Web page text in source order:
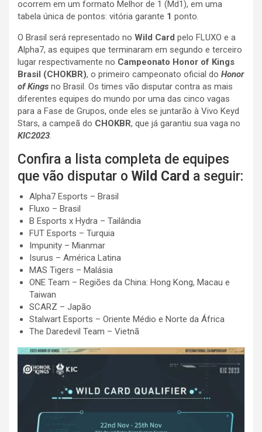
ocorrem em um formato Melhor de 1 (Md1), em uma
tabela única de pontos: vitória garante 1 ponto.
O Brasil será representado no Wild Card pelo FLUXO e a
Alpha7, as equipes que terminaram em segundo e terceiro
lugar respectivamente no Campeonato Honor of Kings
Brasil (CHOKBR), o primeiro campeonato oficial do Honor
of Kings no Brasil. Os times vão disputar contra as mais
diferentes equipes do mundo por uma das cinco vagas
para a Fase de Grupos, onde eles se juntarão à Vivo Keyd
Stars, a campeã do CHOKBR, que já garantiu sua vaga no
KIC2023.
Confira a lista completa de equipes
que vão disputar o Wild Card a seguir:
Alpha7 Esports – Brasil
Fluxo – Brasil
B Esports x Hydra – Tailândia
FUT Esports – Turquia
Impunity – Mianmar
Isurus – América Latina
MAS Tigers – Malásia
ONE Team – Regiões da China: Hong Kong, Macau e
Taiwan
SCARZ – Japão
Stalwart Esports – Oriente Médio e Norte da África
The Daredevil Team – Vietnã